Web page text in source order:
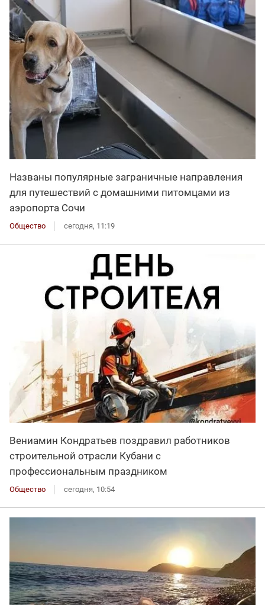
Названы популярные заграничные направления
для путешествий с домашними питомцами из
аэропорта Сочи
Общество сегодня, 11:19
Вениамин Кондратьев поздравил работников
строительной отрасли Кубани с
профессиональным праздником
Общество сегодня, 10:54